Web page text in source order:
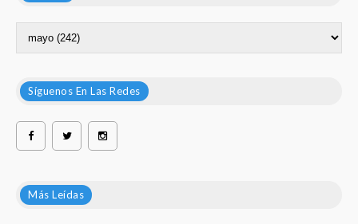
Síguenos En Las Redes
Más Leídas